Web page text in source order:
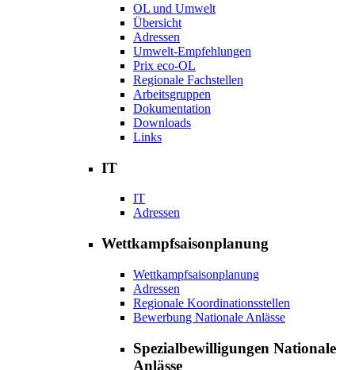
OL und Umwelt
Übersicht
Adressen
Umwelt-Empfehlungen
Prix eco-OL
Regionale Fachstellen
Arbeitsgruppen
Dokumentation
Downloads
Links
IT
IT
Adressen
Wettkampfsaisonplanung
Wettkampfsaisonplanung
Adressen
Regionale Koordinationsstellen
Bewerbung Nationale Anlässe
Spezialbewilligungen Nationale
Anlässe